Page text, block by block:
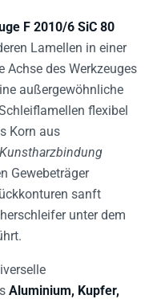
F 2010/6 SiC 80
Lamellen in einer
Achse des Werkzeuges
außergewöhnliche
flexibel
Korn aus
Kunstharzbindung
Gewebeträger
sanft
unter dem
Aluminium, Kupfer,